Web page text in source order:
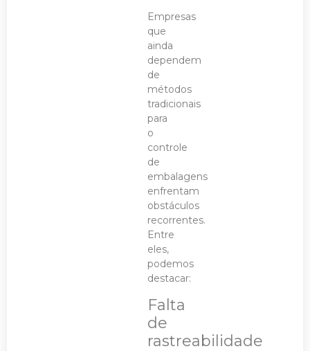
Empresas
que
ainda
dependem
de
métodos
tradicionais
para
o
controle
de
embalagens
enfrentam
obstáculos
recorrentes.
Entre
eles,
podemos
destacar:
Falta
de
rastreabilidade